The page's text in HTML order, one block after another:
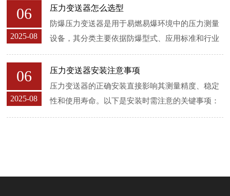
类**防爆型式是根据国际标准（如IEC、...
06
2025-08
压力变送器怎么选型
防爆压力变送器是用于易燃易爆环境中的压力测量
设备，其分类主要依据防爆型式、应用标准和行业
需求。以下是详细的分类方式： **1. 按防爆型式分
类**防爆型式是根据国际标准（如IEC、...
06
2025-08
压力变送器安装注意事项
压力变送器的正确安装直接影响其测量精度、稳定
性和使用寿命。以下是安装时需注意的关键事项：
**1. 安装位置选择**- **避免振动与冲击**：选择